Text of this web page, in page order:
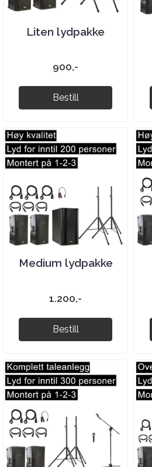
Liten lydpakke
900,-
Bestill
Medium lydpakke
1.200,-
Bestill